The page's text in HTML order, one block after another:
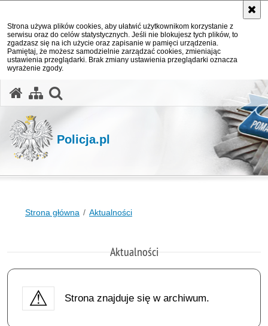
Strona używa plików cookies, aby ułatwić użytkownikom korzystanie z
serwisu oraz do celów statystycznych. Jeśli nie blokujesz tych plików, to
zgadzasz się na ich użycie oraz zapisanie w pamięci urządzenia.
Pamiętaj, że możesz samodzielnie zarządzać cookies, zmieniając
ustawienia przeglądarki. Brak zmiany ustawienia przeglądarki oznacza
wyrażenie zgody.
Policja.pl
Strona główna Aktualności
Aktualności
Strona znajduje się w archiwum.